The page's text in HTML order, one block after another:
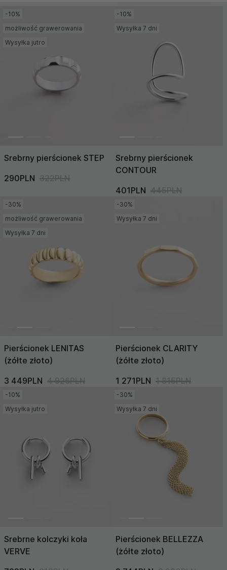
Nowość
Wysoka)
Cena (Wysoka >
-10%
możliwość grawerowania
Wysyłka jutro
Srebrny pierścionek STEP
290PLN 322PLN
-10%
Wysyłka 7 dni
Srebrny pierścionek
CONTOUR
401PLN 445PLN
-30%
możliwość grawerowania
Wysyłka 7 dni
Pierścionek LENITAS
(żółte złoto)
3 449PLN 4 926PLN
-30%
Wysyłka 7 dni
Pierścionek CLARITY
(żółte złoto)
1 271PLN 1 815PLN
-10%
Wysyłka jutro
Srebrne kolczyki koła
VERVE
-30%
Wysyłka 7 dni
Pierścionek BELLEZZA
(żółte złoto)